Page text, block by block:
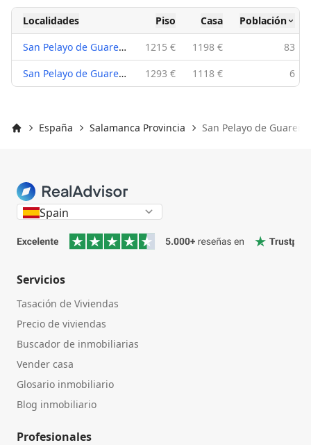
Localidades Piso Casa
Población
San Pelayo de Guareña (37110)
1215 € 1198 €
83
San Pelayo de Guareña (37111)
1293 € 1118 € 6
España Salamanca Provincia San Pelayo de Guareña
Spain
Servicios
Tasación de Viviendas
Precio de viviendas
Buscador de inmobiliarias
Vender casa
Glosario inmobiliario
Blog inmobiliario
Profesionales